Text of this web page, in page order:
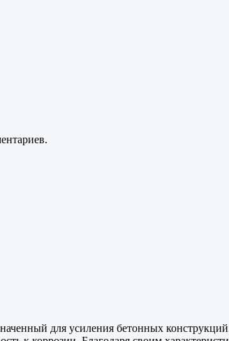
для усиления бетонных